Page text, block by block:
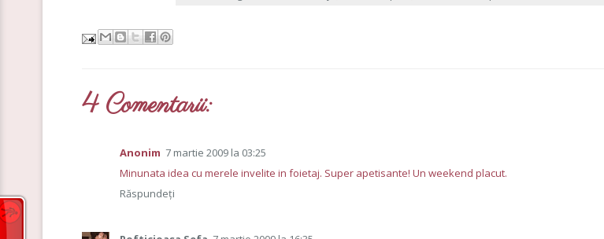
4 Comentarii:
Anonim 7 martie 2009 la 03:25
Minunata idea cu merele invelite in foietaj. Super apetisante! Un weekend placut.
Răspundeți